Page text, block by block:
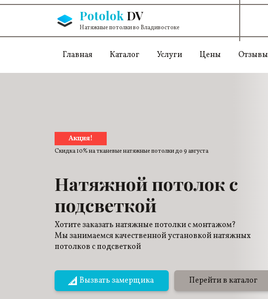
Перейти к содержанию
Potolok DV
Натяжные потолки во Владивостоке
Главная Каталог Услуги Цены Отзывы
Акция!
Скидка 10% на тканевые натяжные потолки до9 августа
Натяжной потолок с
подсветкой
Хотите заказать натяжные потолки с монтажом?
Мы занимаемся качественной установкой натяжных
потолков с подсветкой
Вызвать замерщика Перейти в каталог